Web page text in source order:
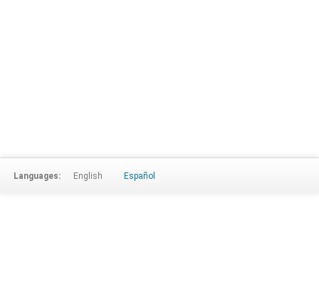
Languages: English Español